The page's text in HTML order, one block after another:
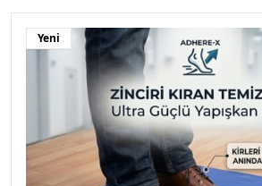
Yeni